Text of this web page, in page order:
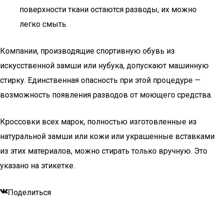
поверхности ткани остаются разводы, их можно
легко смыть.
Компании, производящие спортивную обувь из
искусственной замши или нубука, допускают машинную
стирку. Единственная опасность при этой процедуре —
возможность появления разводов от моющего средства.
Кроссовки всех марок, полностью изготовленные из
натуральной замши или кожи или украшенные вставками
из этих материалов, можно стирать только вручную. Это
указано на этикетке.
Поделиться